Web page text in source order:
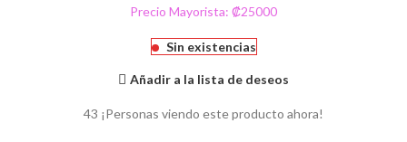
Precio Mayorista: ₡25000
Sin existencias
Añadir a la lista de deseos
43 ¡Personas viendo este producto ahora!